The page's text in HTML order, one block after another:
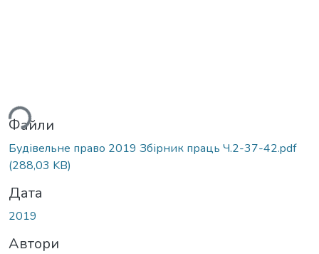
Файли
Будівельне право 2019 Збірник праць Ч.2-37-42.pdf
(288,03 KB)
Дата
2019
Автори